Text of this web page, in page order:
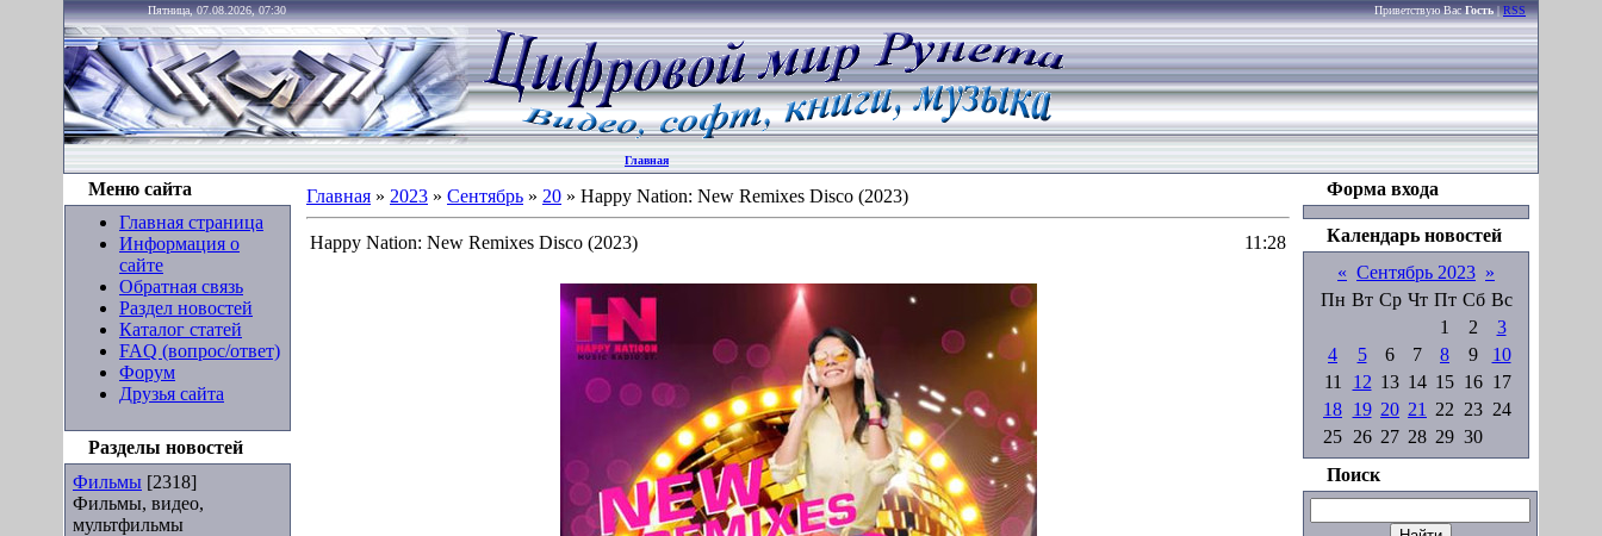
Пятница, 07.08.2026, 07:30 Приветствую ВасГость|RSS
Главная
Меню сайта
Главная страница
Информация о
сайте
Обратная связь
Раздел новостей
Каталог статей
FAQ (вопрос/ответ)
Форум
Друзья сайта
Разделы новостей
Фильмы [2318]
Фильмы, видео,
мультфильмы
Главная » 2023 » Сентябрь » 20 » Happy Nation: New Remixes Disco (2023)
Happy Nation: New Remixes Disco (2023) 11:28
Форма входа
Календарь новостей
« Сентябрь 2023 »
Пн Вт Ср Чт Пт Сб Вс
1
2
3
4
5 6 7 8 9
10
11
12 13 14 15 16 17
18 19 20 21 22 23 24
25 26 27 28 29 30
Поиск